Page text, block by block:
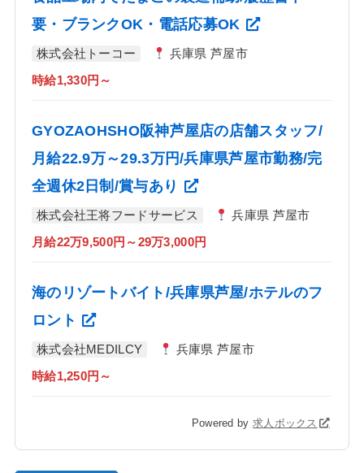
要・ブランクOK・電話応募OK
株式会社トーコー 兵庫県 芦屋市
時給1,330円～
GYOZAOHSHO阪神芦屋店の店舗スタッフ/
月給22.9万～29.3万円/兵庫県芦屋市勤務/完
全週休2日制/賞与あり
株式会社王将フードサービス 兵庫県 芦屋市
月給22万9,500円～29万3,000円
海のリゾートバイト/兵庫県芦屋/ホテルのフ
ロント
株式会社MEDILCY 兵庫県 芦屋市
時給1,250円～
Powered by 求人ボックス